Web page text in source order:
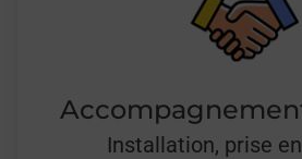
Installation, prise